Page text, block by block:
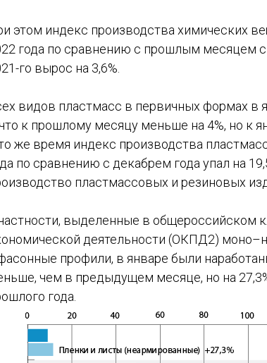
этом индекс производства химических
года по сравнению с прошлым месяцем
го вырос на 3,6%.
видов пластмасс в первичных формах в
к прошлому месяцу меньше на 4%, но к
же время индекс производства
по сравнению с декабрем года упал на
пластмассовых и резиновых
выделенные в общероссийском
деятельности (ОКПД2)
профили, в январе были
чем в предыдущем месяце, но на
года.